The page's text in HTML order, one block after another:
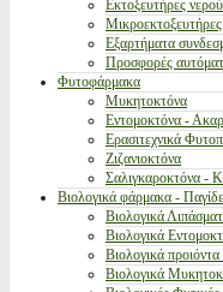
Εκτοξευτήρες
Εξαρτήματα
Προσφορές
Φυτοφάρμακα
Μυκητοκτόνα
Εντομοκτόνα -
Ερασιτεχνικά
Ζιζανιοκτόνα
Σαλιγκαροκτόνα -
Βιολογικά φάρμακα -
Βιολογικά
Βιολογικά
Βιολογικά
Βιολογικά